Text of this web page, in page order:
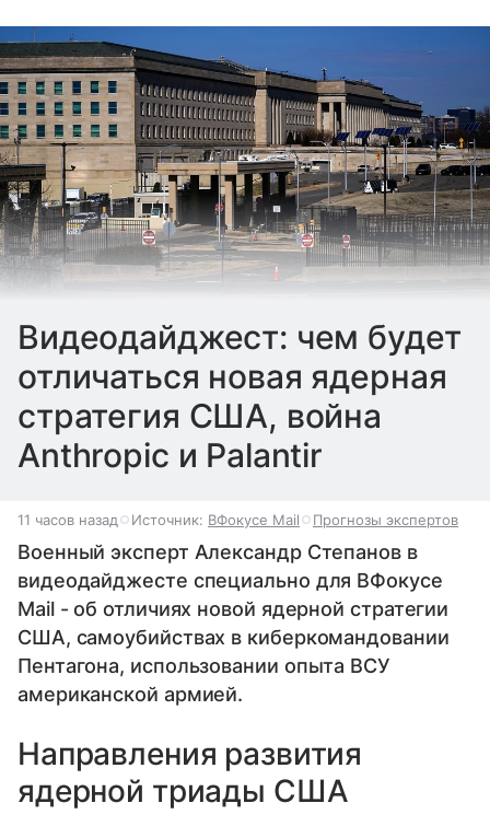
Видеодайджест: чем будет
отличаться новая ядерная
стратегия США, война
Anthropic и Palantir
11 часов назад Источник: ВФокусе Mail Прогнозы экспертов
Военный эксперт Александр Степанов в
видеодайджесте специально для ВФокусе
Mail - об отличиях новой ядерной стратегии
США, самоубийствах в киберкомандовании
Пентагона, использовании опыта ВСУ
американской армией.
Направления развития
ядерной триады США